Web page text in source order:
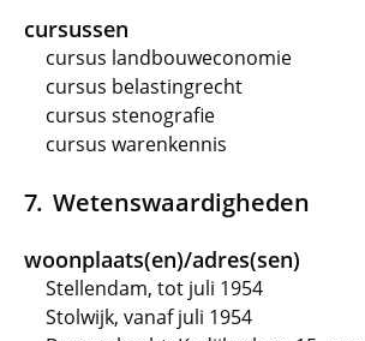
cursussen
cursus landbouweconomie
cursus belastingrecht
cursus stenografie
cursus warenkennis
Wetenswaardigheden
woonplaats(en)/adres(sen)
Stellendam, tot juli 1954
Stolwijk, vanaf juli 1954